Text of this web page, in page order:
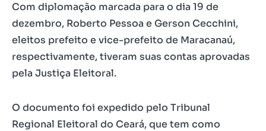
Com diplomação marcada para o dia 19 de
dezembro, Roberto Pessoa e Gerson Cecchini,
eleitos prefeito e vice-prefeito de Maracanaú,
respectivamente, tiveram suas contas aprovadas
pela Justiça Eleitoral.
O documento foi expedido pelo Tribunal
Regional Eleitoral do Ceará, que tem como